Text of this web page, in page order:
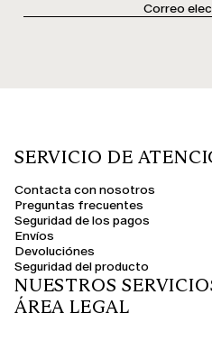
SERVICIO DE
Contacta con nosotros
Preguntas frecuentes
Seguridad de los pagos
Envíos
Devoluciónes
Seguridad del producto
NUESTROS
ÁREA LEGAL